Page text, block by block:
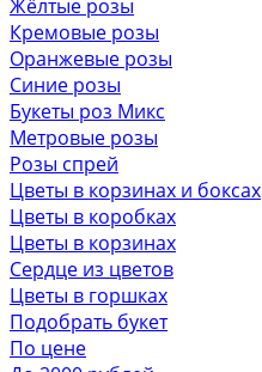
Жёлтые розы
Кремовые розы
Оранжевые розы
Синие розы
Букеты роз Микс
Метровые розы
Розы спрей
Цветы в корзинах и боксах
Цветы в коробках
Цветы в корзинах
Сердце из цветов
Цветы в горшках
Подобрать букет
По цене